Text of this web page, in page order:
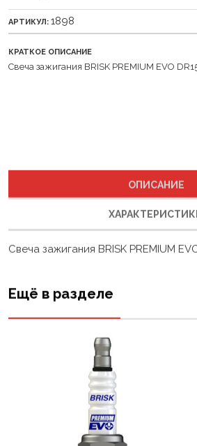
АРТИКУЛ: 1898
КРАТКОЕ ОПИСАНИЕ
Свеча зажигания BRISK PREMIUM EVO
ХАРАКТЕРИСТИКИ
Свеча зажигания BRISK PREMIUM